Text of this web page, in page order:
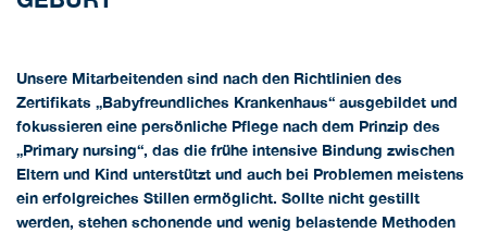
Unsere Mitarbeitenden sind nach den Richtlinien des
Zertifikats „Babyfreundliches Krankenhaus“ ausgebildet und
fokussieren eine persönliche Pflege nach dem Prinzip des
„Primary nursing“, das die frühe intensive Bindung zwischen
Eltern und Kind unterstützt und auch bei Problemen meistens
ein erfolgreiches Stillen ermöglicht. Sollte nicht gestillt
werden, stehen schonende und wenig belastende Methoden